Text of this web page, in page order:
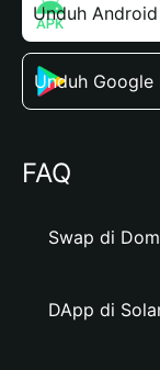
Unduh
Unduh Google
FAQ
Swap di
DApp di